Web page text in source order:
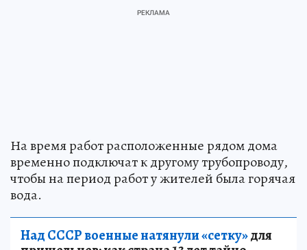
На время работ расположенные рядом дома
временно подключат к другому трубопроводу,
чтобы на период работ у жителей была горячая
вода.
Над СССР военные натянули «сетку»для